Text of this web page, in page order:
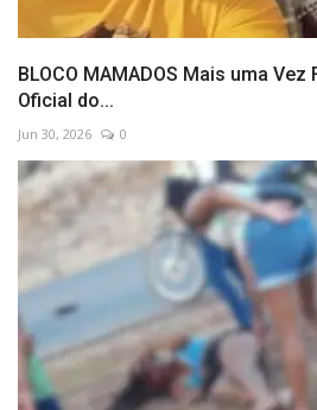
BLOCO MAMADOS Mais uma
Oficial do...
Jun 30, 2026 0